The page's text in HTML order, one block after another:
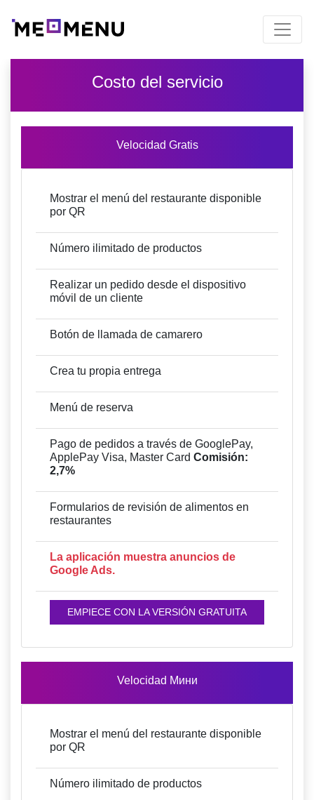
Costo del servicio
Velocidad Gratis
Mostrar el menú del restaurante disponible
por QR
Número ilimitado de productos
Realizar un pedido desde el dispositivo
móvil de un cliente
Botón de llamada de camarero
Crea tu propia entrega
Menú de reserva
Pago de pedidos a través de GooglePay,
ApplePay Visa, Master Card Comisión:
2,7%
Formularios de revisión de alimentos en
restaurantes
La aplicación muestra anuncios de
Google Ads.
EMPIECE CON LA VERSIÓN GRATUITA
Velocidad Мини
Mostrar el menú del restaurante disponible
por QR
Número ilimitado de productos